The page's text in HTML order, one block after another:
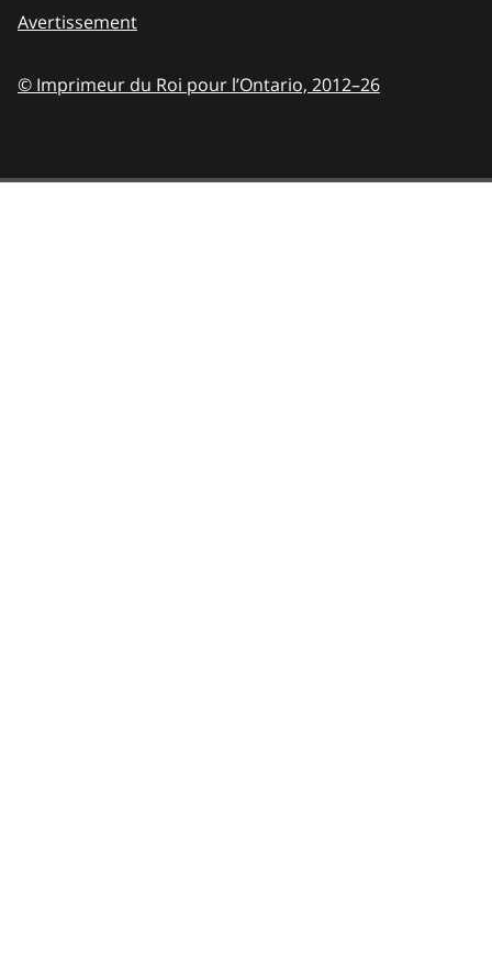
Avertissement
© Imprimeur du Roi pour l’Ontario, 2012–26